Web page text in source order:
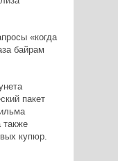
«когда
байрам
пакет
купюр.